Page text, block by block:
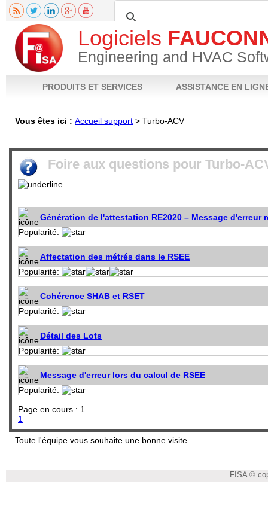
Logiciels
Engineering and HVAC
PRODUITS ET SERVICES ASSISTANCE EN
Vous êtes ici : Accueil support > Turbo-ACV
Foire aux questions pour Turbo-
Génération de l'attestation RE2020 – Message d'erreur
Popularité:
Affectation des métrés dans le RSEE
Popularité:
Cohérence SHAB et RSET
Popularité:
Détail des Lots
Popularité:
Message d'erreur lors du calcul de RSEE
Popularité:
Page en cours : 1
1
Toute l'équipe vous souhaite une bonne visite.
FISA ©